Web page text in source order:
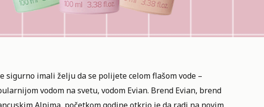
sigurno imali želju da se polijete celom flašom vode –
vodom na svetu, vodom Evian. Brend Evian, brend